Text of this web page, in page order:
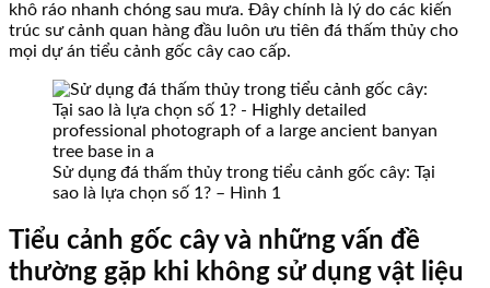
khô ráo nhanh chóng sau mưa. Đây chính là lý do các kiến
trúc sư cảnh quan hàng đầu luôn ưu tiên đá thấm thủy cho
mọi dự án tiểu cảnh gốc cây cao cấp.
Sử dụng đá thấm thủy trong tiểu cảnh gốc cây: Tại
sao là lựa chọn số 1? – Hình 1
Tiểu cảnh gốc cây và những vấn đề
thường gặp khi không sử dụng vật liệu